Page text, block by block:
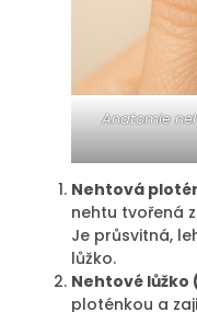
Anatomie
Nehtová
nehtu tvořená
Je průsvitná,
lůžko.
Nehtové
ploténkou a